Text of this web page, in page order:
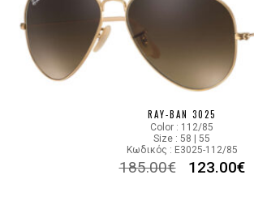
RAY-BAN 3025
Color : 112/85
Size : 58 | 55
Κωδικός : E3025-112/85
185.00€ 123.00€